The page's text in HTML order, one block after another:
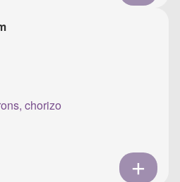
chorizo